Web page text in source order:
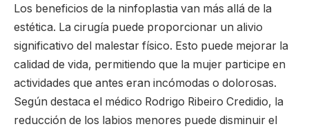
Los beneficios de la ninfoplastia van más allá de la
estética. La cirugía puede proporcionar un alivio
significativo del malestar físico. Esto puede mejorar la
calidad de vida, permitiendo que la mujer participe en
actividades que antes eran incómodas o dolorosas.
Según destaca el médico Rodrigo Ribeiro Credidio, la
reducción de los labios menores puede disminuir el